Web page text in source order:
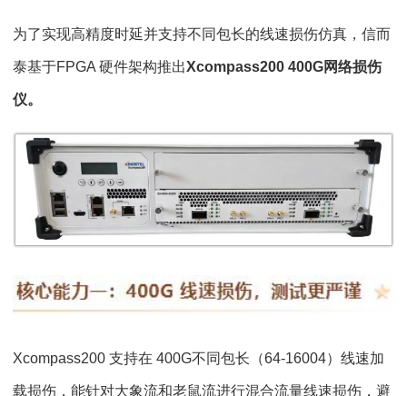
为了实现高精度时延并支持不同包长的线速损伤仿真，信而
泰基于FPGA 硬件架构推出Xcompass200 400G网络损伤
仪。
Xcompass200 支持在 400G不同包长（64-16004）线速加
载损伤，能针对大象流和老鼠流进行混合流量线速损伤，避